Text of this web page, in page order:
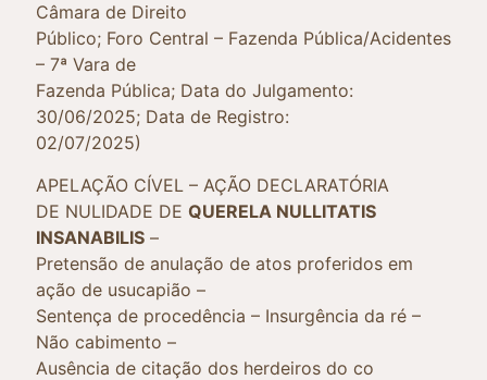
Câmara de Direito
Público; Foro Central – Fazenda Pública/Acidentes
– 7ª Vara de
Fazenda Pública; Data do Julgamento:
30/06/2025; Data de Registro:
02/07/2025)
APELAÇÃO CÍVEL – AÇÃO DECLARATÓRIA
DE NULIDADE DE QUERELA NULLITATIS
INSANABILIS –
Pretensão de anulação de atos proferidos em
ação de usucapião –
Sentença de procedência – Insurgência da ré –
Não cabimento –
Ausência de citação dos herdeiros do co